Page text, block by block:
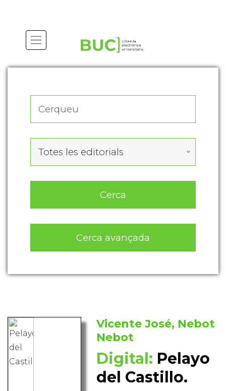
Totes les editorials
Cerca
Cerca avançada
Vicente José, Nebot
Nebot
Digital: Pelayo
del Castillo.